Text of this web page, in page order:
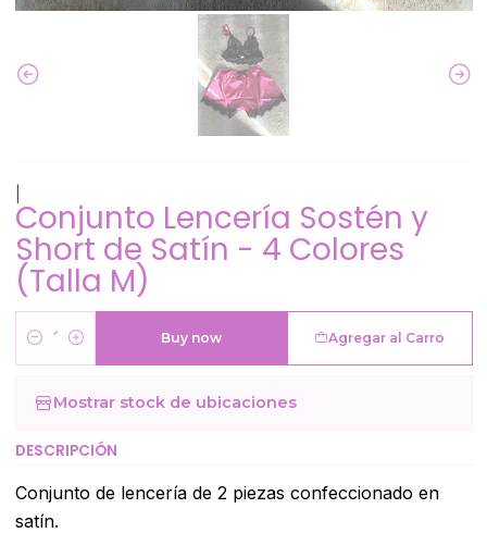
Conjunto Lencería Sostén y
Short de Satín - 4 Colores
(Talla M)
Cantidad
Agregar al Carro
Buy now
Mostrar stock de ubicaciones
DESCRIPCIÓN
Conjunto de lencería de 2 piezas confeccionado en
satín.